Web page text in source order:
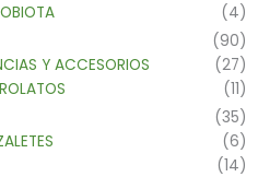
(4)
(90)
Y ACCESORIOS
(27)
(11)
(35)
(6)
(14)